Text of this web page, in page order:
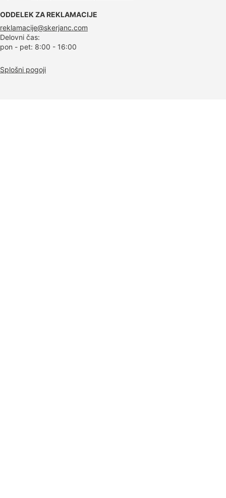
ODDELEK ZA REKLAMACIJE
reklamacije@skerjanc.com
Delovni čas:
pon - pet: 8:00 - 16:00
Splošni pogoji